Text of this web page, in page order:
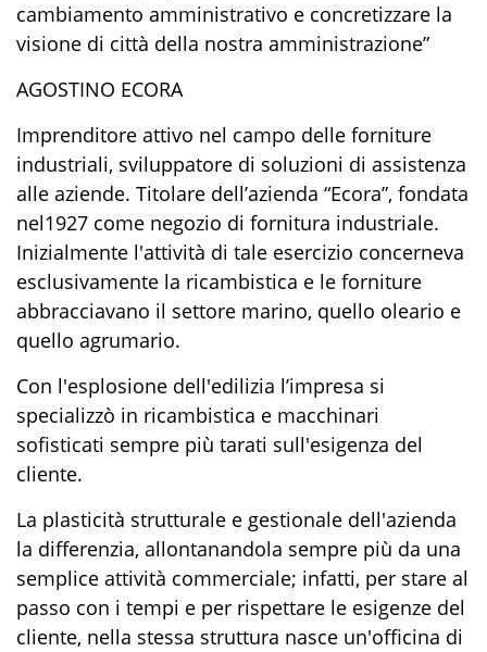
cambiamento amministrativo e concretizzare la
visione di città della nostra amministrazione”
AGOSTINO ECORA
Imprenditore attivo nel campo delle forniture
industriali, sviluppatore di soluzioni di assistenza
alle aziende. Titolare dell’azienda “Ecora”, fondata
nel1927 come negozio di fornitura industriale.
Inizialmente l'attività di tale esercizio concerneva
esclusivamente la ricambistica e le forniture
abbracciavano il settore marino, quello oleario e
quello agrumario.
Con l'esplosione dell'edilizia l’impresa si
specializzò in ricambistica e macchinari
sofisticati sempre più tarati sull'esigenza del
cliente.
La plasticità strutturale e gestionale dell'azienda
la differenzia, allontanandola sempre più da una
semplice attività commerciale; infatti, per stare al
passo con i tempi e per rispettare le esigenze del
cliente, nella stessa struttura nasce un'officina di